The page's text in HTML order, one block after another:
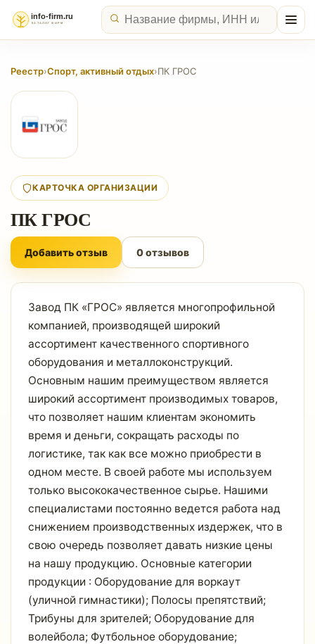
Реестр›Спорт, активный отдых›ПК ГРОС
КАРТОЧКА ОРГАНИЗАЦИИ
ПК ГРОС
Добавить отзыв 0 отзывов
Завод ПК «ГРОС» является многопрофильной
компанией, производящей широкий
ассортимент качественного спортивного
оборудования и металлоконструкций.
Основным нашим преимуществом является
широкий ассортимент производимых товаров,
что позволяет нашим клиентам экономить
время и деньги, сокращать расходы по
логистике, так как все можно приобрести в
одном месте. В своей работе мы используем
только высококачественное сырье. Нашими
специалистами постоянно ведется работа над
снижением производственных издержек, что в
свою очередь позволяет давать низкие цены
на нашу продукцию. Основные категории
продукции : Оборудование для воркаут
(уличной гимнастики); Полосы препятствий;
Трибуны для зрителей; Оборудование для
волейбола; Футбольное оборудование;